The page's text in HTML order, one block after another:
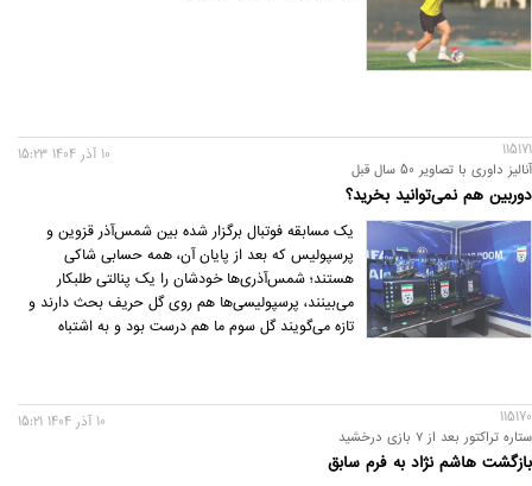
115171
آنالیز داوری با تصاویر 50 سال قبل
دوربین هم نمی‌توانید بخرید؟
10 آذر 1404 15:23
یک مسابقه فوتبال برگزار شده بین شمس‌آذر قزوین و
پرسپولیس که بعد از پایان آن، همه حسابی شاکی
هستند؛ شمس‌آذری‌ها خودشان را یک پنالتی طلبکار
می‌بینند، پرسپولیسی‌ها هم روی گل حریف بحث دارند و
تازه می‌گویند گل سوم ما هم درست بود و به اشتباه
115170
ستاره تراکتور بعد از ۷ بازی درخشید
بازگشت هاشم نژاد به فرم سابق
10 آذر 1404 15:21